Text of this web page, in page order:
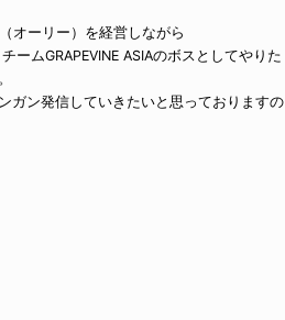
オーリー）を経営しながら
ームGRAPEVINE ASIAのボスとしてやりた
ガン発信していきたいと思っておりますの